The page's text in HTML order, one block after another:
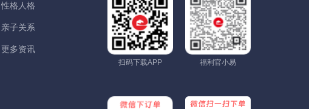
性格人格
亲子关系
更多资讯
扫码下载APP 福利官小易